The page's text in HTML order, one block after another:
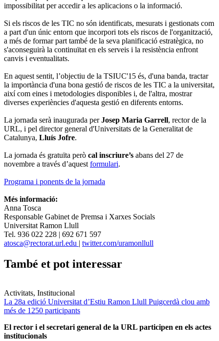
impossibilitat per accedir a les aplicacions o la informació.
Si els riscos de les TIC no són identificats, mesurats i gestionats com
a part d'un únic entorn que incorpori tots els riscos de l'organització,
a més de formar part també de la seva planificació estratègica, no
s'aconseguirà la continuïtat en els serveis i la resistència enfront
canvis i eventualitats.
En aquest sentit, l’objectiu de la TSIUC'15 és, d'una banda, tractar
la importància d'una bona gestió de riscos de les TIC a la universitat,
així com eines i metodologies disponibles i, de l'altra, mostrar
diverses experiències d'aquesta gestió en diferents entorns.
La jornada serà inaugurada perJosep Maria Garrell, rector de la
URL, i pel director general d'Universitats de la Generalitat de
Catalunya, Lluís Jofre.
La jornada és gratuïta però cal inscriure’s abans del 27 de
novembre a través d’aquest formulari.
Programa i ponents de la jornada
Més informació:
Anna Tosca
Responsable Gabinet de Premsa i Xarxes Socials
Universitat Ramon Llull
Tel. 936 022 228 | 692 671 597
atosca@rectorat.url.edu | twitter.com/uramonllull
També et pot interessar
Activitats, Institucional
La 28a edició Universitat d’Estiu Ramon Llull Puigcerdà clou amb
més de 1250 participants
El rector i el secretari general de la URL participen en els actes
institucionals